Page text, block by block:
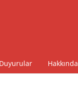
Duyurular Hakkında